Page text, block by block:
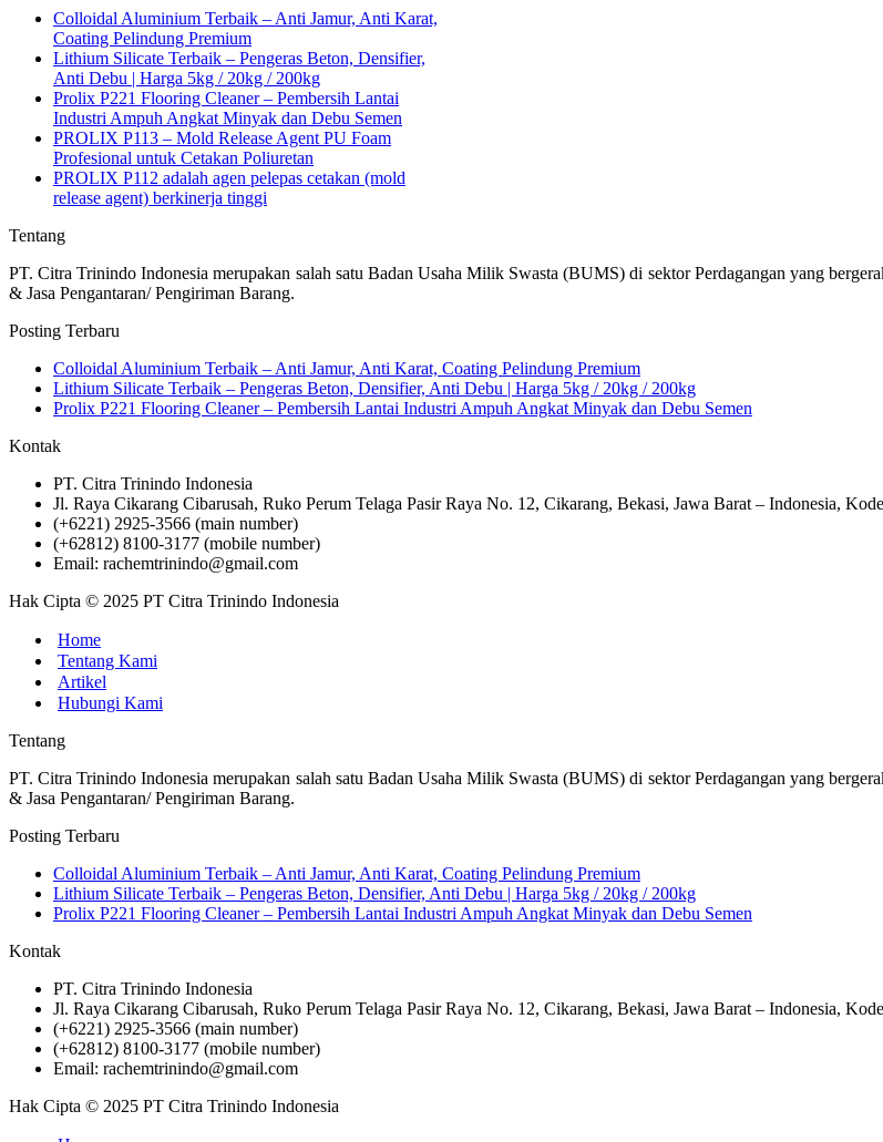
Colloidal Aluminium Terbaik – Anti Jamur, Anti Karat,
Coating Pelindung Premium
Lithium Silicate Terbaik – Pengeras Beton, Densifier,
Anti Debu | Harga 5kg / 20kg / 200kg
Prolix P221 Flooring Cleaner – Pembersih Lantai
Industri Ampuh Angkat Minyak dan Debu Semen
PROLIX P113 – Mold Release Agent PU Foam
Profesional untuk Cetakan Poliuretan
PROLIX P112 adalah agen pelepas cetakan (mold
release agent) berkinerja tinggi
Tentang
PT. Citra Trinindo Indonesia merupakan salah satu Badan Usaha Milik Swasta (BUMS) di sektor Perdagangan yang
& Jasa Pengantaran/ Pengiriman Barang.
Posting Terbaru
Colloidal Aluminium Terbaik – Anti Jamur, Anti Karat, Coating Pelindung Premium
Lithium Silicate Terbaik – Pengeras Beton, Densifier, Anti Debu | Harga 5kg / 20kg / 200kg
Prolix P221 Flooring Cleaner – Pembersih Lantai Industri Ampuh Angkat Minyak dan Debu Semen
Kontak
PT. Citra Trinindo Indonesia
Jl. Raya Cikarang Cibarusah, Ruko Perum Telaga Pasir Raya No. 12, Cikarang, Bekasi, Jawa Barat – Indonesia,
(+6221) 2925-3566 (main number)
(+62812) 8100-3177 (mobile number)
Email: rachemtrinindo@gmail.com
Hak Cipta © 2025 PT Citra Trinindo Indonesia
Home
Tentang Kami
Artikel
Hubungi Kami
Tentang
PT. Citra Trinindo Indonesia merupakan salah satu Badan Usaha Milik Swasta (BUMS) di sektor Perdagangan yang
& Jasa Pengantaran/ Pengiriman Barang.
Posting Terbaru
Colloidal Aluminium Terbaik – Anti Jamur, Anti Karat, Coating Pelindung Premium
Lithium Silicate Terbaik – Pengeras Beton, Densifier, Anti Debu | Harga 5kg / 20kg / 200kg
Prolix P221 Flooring Cleaner – Pembersih Lantai Industri Ampuh Angkat Minyak dan Debu Semen
Kontak
PT. Citra Trinindo Indonesia
Jl. Raya Cikarang Cibarusah, Ruko Perum Telaga Pasir Raya No. 12, Cikarang, Bekasi, Jawa Barat – Indonesia,
(+6221) 2925-3566 (main number)
(+62812) 8100-3177 (mobile number)
Email: rachemtrinindo@gmail.com
Hak Cipta © 2025 PT Citra Trinindo Indonesia